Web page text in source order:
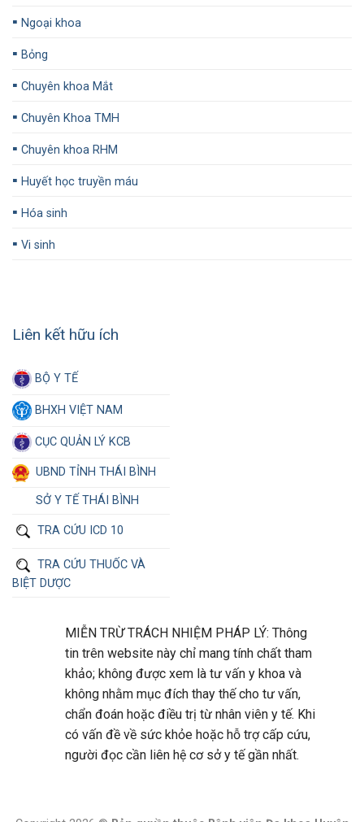
▪️ Ngoại khoa
▪️ Bỏng
▪️ Chuyên khoa Mắt
▪️ Chuyên Khoa TMH
▪️ Chuyên khoa RHM
▪️ Huyết học truyền máu
▪️ Hóa sinh
▪️ Vi sinh
Liên kết hữu ích
BỘ Y TẾ
BHXH VIỆT NAM
CỤC QUẢN LÝ KCB
UBND TỈNH THÁI BÌNH
SỞ Y TẾ THÁI BÌNH
TRA CỨU ICD 10
TRA CỨU THUỐC VÀ
BIỆT DƯỢC
MIỄN TRỪ TRÁCH NHIỆM PHÁP LÝ: Thông
tin trên website này chỉ mang tính chất tham
khảo; không được xem là tư vấn y khoa và
không nhằm mục đích thay thế cho tư vấn,
chẩn đoán hoặc điều trị từ nhân viên y tế. Khi
có vấn đề về sức khỏe hoặc hỗ trợ cấp cứu,
người đọc cần liên hệ cơ sở y tế gần nhất.